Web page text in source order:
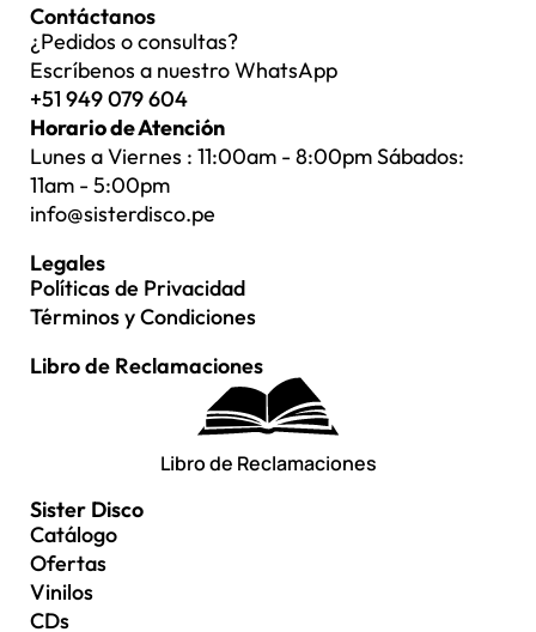
Contáctanos
¿Pedidos o consultas?
Escríbenos a nuestro WhatsApp
+51 949 079 604
Horario de Atención
Lunes a Viernes : 11:00am - 8:00pm Sábados:
11am - 5:00pm
info@sisterdisco.pe
Legales
Políticas de Privacidad
Términos y Condiciones
Libro de Reclamaciones
Libro de Reclamaciones
Sister Disco
Catálogo
Ofertas
Vinilos
CDs